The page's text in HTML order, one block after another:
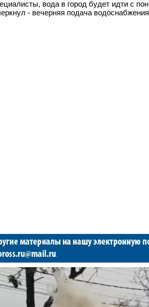
вода в город будет идти с
- вечерняя подача водоснабжения